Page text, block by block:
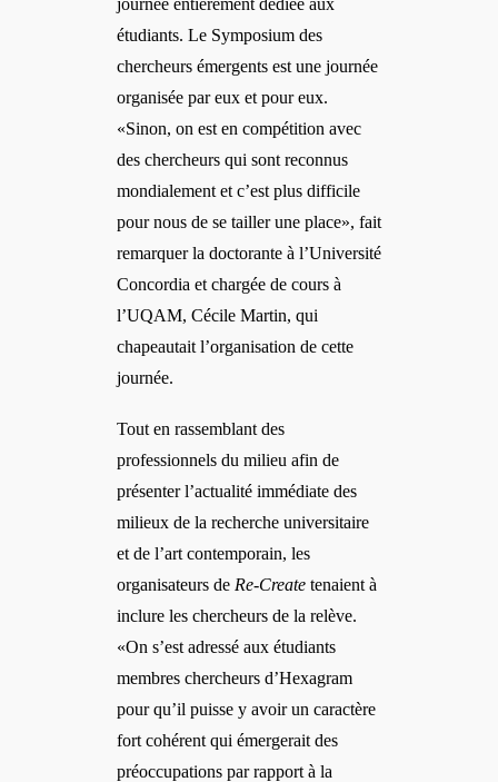
étudiants. Le Symposium des
chercheurs émergents est une journée
organisée par eux et pour eux.
«Sinon, on est en compétition avec
des chercheurs qui sont reconnus
mondialement et c’est plus difficile
pour nous de se tailler une place», fait
remarquer la doctorante à l’Université
Concordia et chargée de cours à
l’UQAM, Cécile Martin, qui
chapeautait l’organisation de cette
journée.
Tout en rassemblant des
professionnels du milieu afin de
présenter l’actualité immédiate des
milieux de la recherche universitaire
et de l’art contemporain, les
organisateurs de Re-Createtenaient à
inclure les chercheurs de la relève.
«On s’est adressé aux étudiants
membres chercheurs d’Hexagram
pour qu’il puisse y avoir un caractère
fort cohérent qui émergerait des
préoccupations par rapport à la